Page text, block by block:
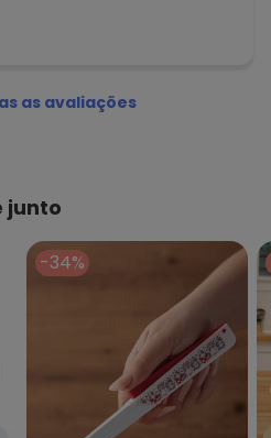
as avaliações
junto
-34%